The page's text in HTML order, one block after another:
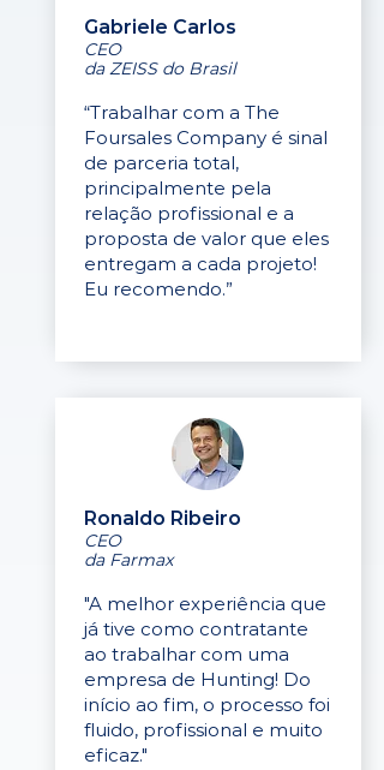
Gabriele Carlos
CEO
da ZEISS do Brasil
“Trabalhar com a The
Foursales Company é sinal
de parceria total,
principalmente pela
relação profissional e a
proposta de valor que eles
entregam a cada projeto!
Eu recomendo.”
Ronaldo Ribeiro
CEO
da Farmax
"A melhor experiência que
já tive como contratante
ao trabalhar com uma
empresa de Hunting! Do
início ao fim, o processo foi
fluido, profissional e muito
eficaz."